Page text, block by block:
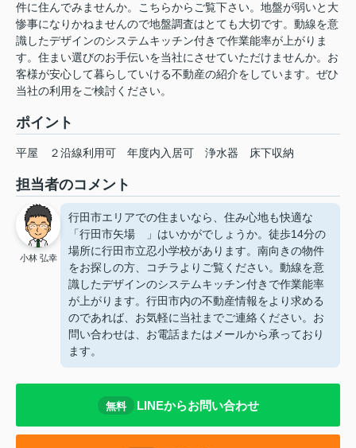
件に住んでみませんか。こちらからご覧下さい。地盤が弱いと大
惨事になりかねませんので地盤調査はとても大切です。動線を意
識したデザインのシステムキッチン付きで作業能率が上がりま
す。住まい選びのお手伝いを当社にさせていただけませんか。お
客様が安心して暮らしていける不動産の紹介をしています。ぜひ
当社の利用をご検討ください。
ポイント
平屋 ２沿線利用可 年度内入居可 浄水器 床下収納
担当者のコメント
小林 弘幸
行田市エリアでの住まいなら、住み心地も快適な
「行田市矢場 」はいかがでしょうか。徒歩14分の
場所に行田市立忍小学校があります。南向きの物件
をお探しの方、コチラよりご覧ください。動線を意
識したデザインのシステムキッチン付きで作業能率
が上がります。行田市内の不動産情報をより求める
のであれば、お気軽に当社までご連絡ください。お
問い合わせは、お電話またはメールから承っており
ます。
無料 LINEからお問い合わせ